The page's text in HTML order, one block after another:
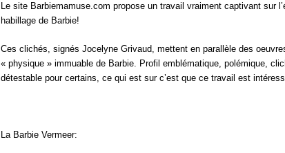
Le site Barbiemamuse.com propose un travail vraiment captivant sur
habillage de Barbie!
Ces clichés, signés Jocelyne Grivaud, mettent en parallèle des
« physique » immuable de Barbie. Profil emblématique, polémique,
détestable pour certains, ce qui est sur c’est que ce travail est
La Barbie Vermeer: